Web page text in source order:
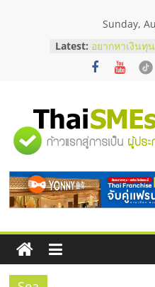
Sunday,
Latest: บริษัท
วิธีเลือกผู้ให้บ
โจทย์ธุรกิจ
สัมมนาออนไ
บริการน้ำมัน
สัมมนาลงทุน
ไชส์ ครั้งที่ 8
ร้านเครื่องเสี
โซลูชันระบบ
"ศูนย์
รวม
ข้อมูล
ธุรกิจ